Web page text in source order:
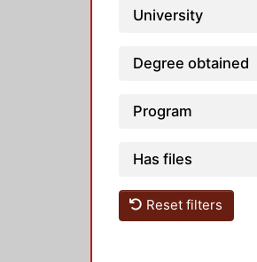
University
Degree obtained
Program
Has files
Reset filters